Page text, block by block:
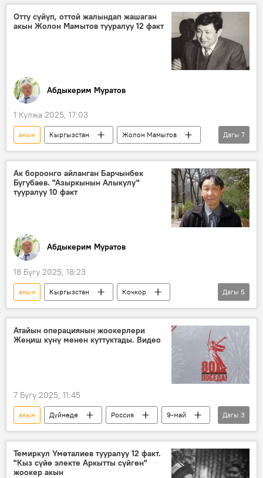
Анатай Өмүрканов
жазуучу
публицистика
ыр
Отту сүйүп, оттой жалындап жашаган
акын Жолон Мамытов тууралуу 12 факт
Абдыкерим Муратов
1 Кулжа 2025, 17:03
акын Кыргызстан
Жолон Мамытов
ыр
жомок
студент
мал доктур
китеп
сыйлык
Кыргыздын көркөм өнөрү, белгилүү инсандары жөнүндө фактылар
Дагы 7
Ак бороонго айланган Барчынбек
Бугубаев. "Азыркынын Алыкулу"
тууралуу 10 факт
Абдыкерим Муратов
18 Бугу 2025, 18:23
акын Кыргызстан
Кочкор
Барчынбек Бугубаев
ыр
тагдыр
үй-бүлө
Дагы 5
Атайын операциянын жоокерлери
Жеңиш күнү менен куттуктады. Видео
7 Бугу 2025, 11:45
акын Дүйнөдө Россия
9-май
Жеңиш күнү
Аскер ыр
Дагы 3
Темиркул Үмөталиев тууралуу 12 факт.
"Кыз сүйө электе Аркытты сүйгөн"
жоокер акын